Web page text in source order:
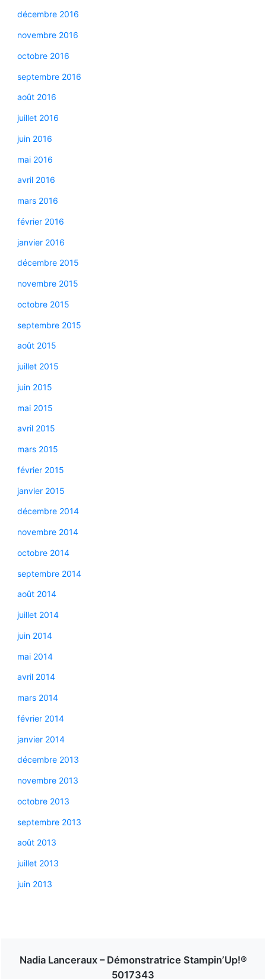
décembre 2016
novembre 2016
octobre 2016
septembre 2016
août 2016
juillet 2016
juin 2016
mai 2016
avril 2016
mars 2016
février 2016
janvier 2016
décembre 2015
novembre 2015
octobre 2015
septembre 2015
août 2015
juillet 2015
juin 2015
mai 2015
avril 2015
mars 2015
février 2015
janvier 2015
décembre 2014
novembre 2014
octobre 2014
septembre 2014
août 2014
juillet 2014
juin 2014
mai 2014
avril 2014
mars 2014
février 2014
janvier 2014
décembre 2013
novembre 2013
octobre 2013
septembre 2013
août 2013
juillet 2013
juin 2013
Nadia Lanceraux – Démonstratrice Stampin’Up!®
5017343